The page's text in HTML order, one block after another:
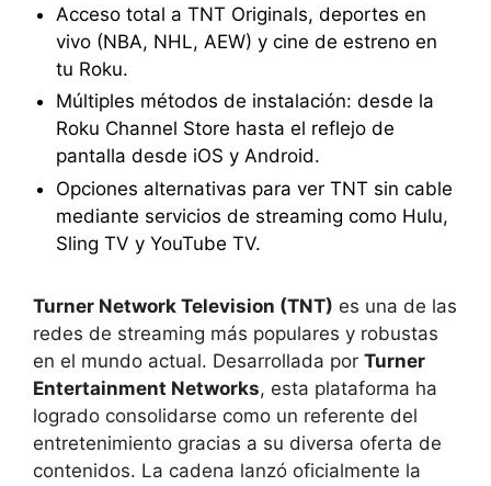
Acceso total a TNT Originals, deportes en
vivo (NBA, NHL, AEW) y cine de estreno en
tu Roku.
Múltiples métodos de instalación: desde la
Roku Channel Store hasta el reflejo de
pantalla desde iOS y Android.
Opciones alternativas para ver TNT sin cable
mediante servicios de streaming como Hulu,
Sling TV y YouTube TV.
Turner Network Television (TNT) es una de las
redes de streaming más populares y robustas
en el mundo actual. Desarrollada por Turner
Entertainment Networks, esta plataforma ha
logrado consolidarse como un referente del
entretenimiento gracias a su diversa oferta de
contenidos. La cadena lanzó oficialmente la